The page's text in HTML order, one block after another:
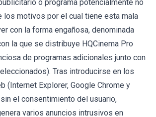
o programa potencialmente no
los motivos por el cual tiene esta mala
con la forma engañosa, denominada
la que se distribuye HQCinema Pro
de programas adicionales junto con
Tras introducirse en los
(Internet Explorer, Google Chrome y
el consentimiento del usuario,
varios anuncios intrusivos en